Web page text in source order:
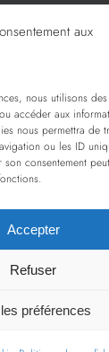
aux
nous utilisons
accéder aux
nous permettra de
ou les ID
consentement
Accepter
Refuser
préférences
sur mesure
sur mesure